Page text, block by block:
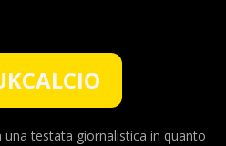
testata giornalistica in quanto